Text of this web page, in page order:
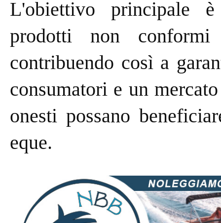
L'obiettivo principale
prodotti non
contribuendo così a
consumatori e un
onesti possano
eque.